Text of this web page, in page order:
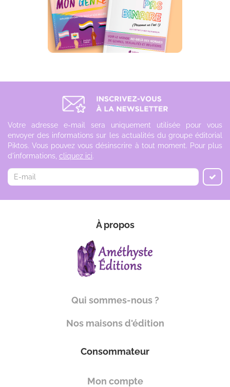
Votre adresse e-mail sera uniquement utilisée pour vous
envoyer des informations sur les actualités du groupe éditorial
Piktos. Vous pouvez vous désinscrire à tout moment. Pour plus
d'informations, cliquez ici.
À propos
Qui sommes-nous ?
Nos maisons d'édition
Consommateur
Mon compte